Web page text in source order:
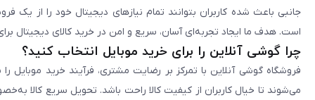
جانبی باعث شده کاربران بتوانند تمام نیازهای دیجیتال خود را از
است. هدف ما ایجاد تجربه‌ای آسان، سریع و امن در خرید کالای دیجیتال
چرا گوشی آنلاین را برای خرید موبایل انتخاب کنید؟
فروشگاه گوشی آنلاین با تمرکز بر رضایت مشتری، فرآیند خرید
می‌شوند تا خیال کاربران از کیفیت کالا راحت باشد. تحویل سریع کالا